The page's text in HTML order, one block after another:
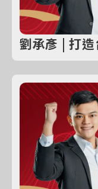
劉承彥 | 打